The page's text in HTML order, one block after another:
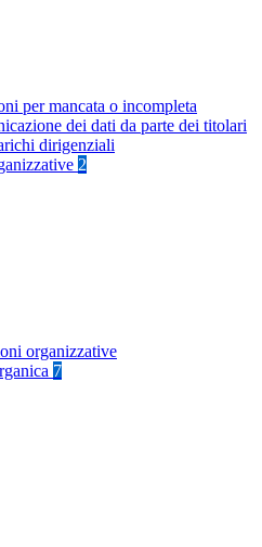
per mancata o incompleta
dei dati da parte dei titolari
dirigenziali
2
organizzative
7